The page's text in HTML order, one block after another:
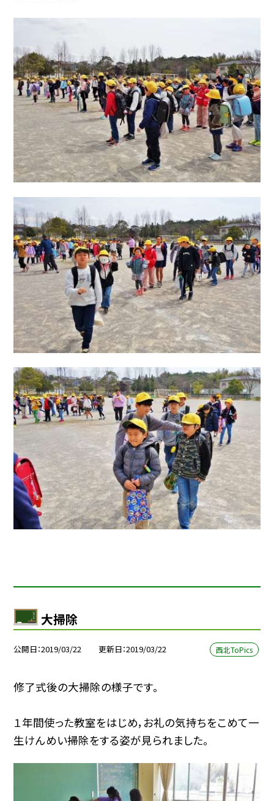
大掃除
公開日 2019/03/22 更新日 2019/03/22 西北ToPics
修了式後の大掃除の様子です。
１年間使った教室をはじめ，お礼の気持ちをこめて一
生けんめい掃除をする姿が見られました。